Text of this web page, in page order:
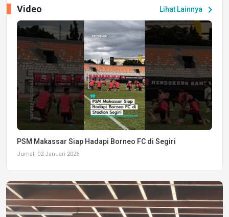
Lihat Lainnya chevron_right
Video
PSM Makassar Siap Hadapi Borneo FC di Segiri
Jumat, 02 Januari 2026